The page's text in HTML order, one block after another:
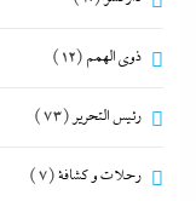
ذوى الهمم (12)
رئيس التحرير (73)
رحلات و كشافة(7)